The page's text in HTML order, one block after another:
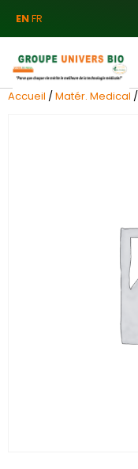
ENFR
Accueil /Matér. Medical